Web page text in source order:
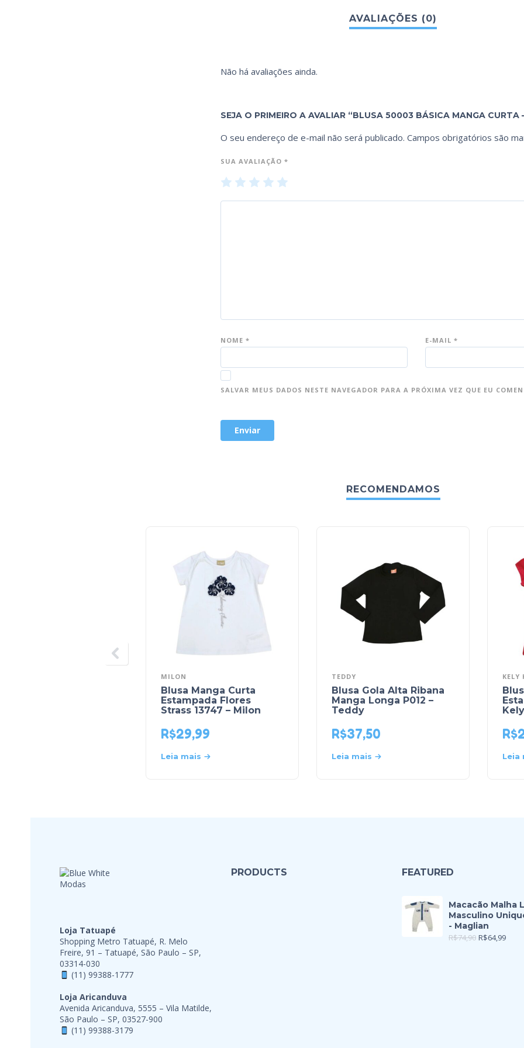
Não há avaliações ainda.
SEJA O PRIMEIRO A AVALIAR “BLUSA 50003 BÁSICA MANGA CURTA
O seu endereço de e-mail não será publicado. Campos obrigatórios são
SUA AVALIAÇÃO *
1 2 3 4
NOME * E-MAIL *
SALVAR MEUS DADOS NESTE NAVEGADOR PARA A PRÓXIMA VEZ QUE EU
RECOMENDAMOS
MILON
Blusa Manga Curta
Estampada Flores
Strass 13747 – Milon
R$29,99
Leia mais
TEDDY
Blusa Gola Alta Ribana
Manga Longa P012 –
Teddy
R$37,50
Leia mais
KELY
R$
Leia
Loja Tatuapé
Shopping Metro Tatuapé, R. Melo
Freire, 91 – Tatuapé, São Paulo – SP,
03314-030
(11) 99388-1777
Loja Aricanduva
Avenida Aricanduva, 5555 – Vila Matilde,
São Paulo – SP, 03527-900
(11) 99388-3179
PRODUCTS FEATURED
Macacão Malha
Masculino
- Maglian
R$74,90 R$64,99